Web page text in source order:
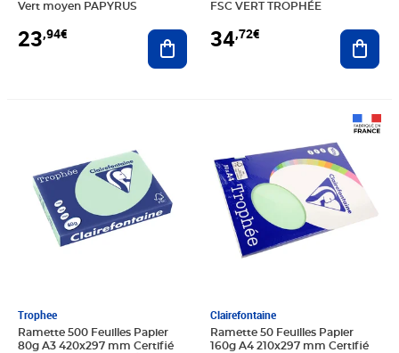
Vert moyen PAPYRUS
23,94€ Ajouter au panier
FSC VERT TROPHÉE
34,72€
Trophee
Ramette 500 Feuilles Papier
80g A3 420x297 mm Certifié
Clairefontaine
Ramette 50 Feuilles Papier
160g A4 210x297 mm Certifié